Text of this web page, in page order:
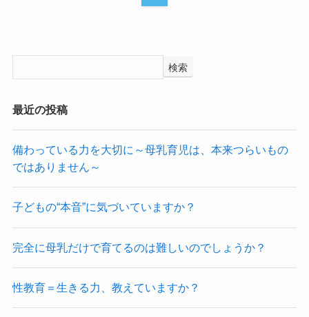
検索
最近の投稿
備わっている力を大切に～母乳育児は、本来つらいもの
ではありません～
子どもの“本音”に気づいていますか？
完全に母乳だけで育てるのは難しいのでしょうか？
性教育＝生きる力、教えていますか？